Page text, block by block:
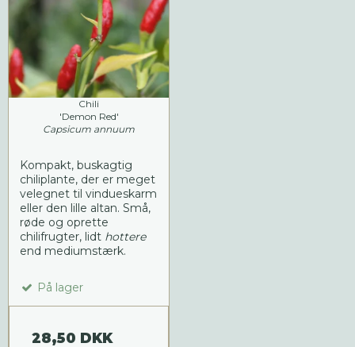
Chili
'Demon Red'
Capsicum annuum
Kompakt, buskagtig
chiliplante, der er meget
velegnet til vindueskarm
eller den lille altan. Små,
røde og oprette
chilifrugter, lidt hottere
end mediumstærk.
På lager
28,50 DKK